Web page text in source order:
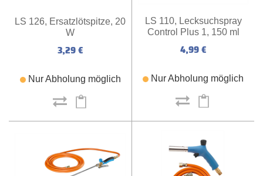
LS 126, Ersatzlötspitze, 20
W
3,29 €
Nur Abholung möglich
LS 110, Lecksuchspray
Control Plus 1, 150 ml
4,99 €
Nur Abholung möglich